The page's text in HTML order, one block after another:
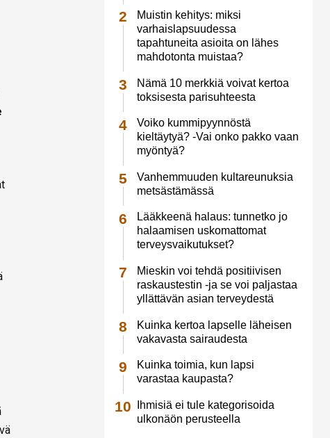
Muistin kehitys: miksi
varhaislapsuudessa
tapahtuneita asioita on lähes
mahdotonta muistaa?
Nämä 10 merkkiä voivat kertoa
toksisesta parisuhteesta
Voiko kummipyynnöstä
kieltäytyä? -Vai onko pakko vaan
myöntyä?
Vanhemmuuden kultareunuksia
metsästämässä
Lääkkeenä halaus: tunnetko jo
halaamisen uskomattomat
terveysvaikutukset?
Mieskin voi tehdä positiivisen
raskaustestin -ja se voi paljastaa
yllättävän asian terveydestä
Kuinka kertoa lapselle läheisen
vakavasta sairaudesta
Kuinka toimia, kun lapsi
varastaa kaupasta?
Ihmisiä ei tule kategorisoida
ulkonäön perusteella